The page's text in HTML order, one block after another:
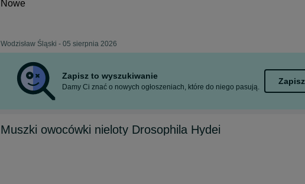
Nowe
Wodzisław Śląski - 05 sierpnia 2026
Zapisz to wyszukiwanie
Damy Ci znać o nowych ogłoszeniach, które do niego pasują.
Zapisz
Muszki owocówki nieloty Drosophila Hydei